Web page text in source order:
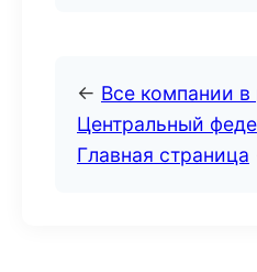
← Все компании в
Центральный
Главная страница